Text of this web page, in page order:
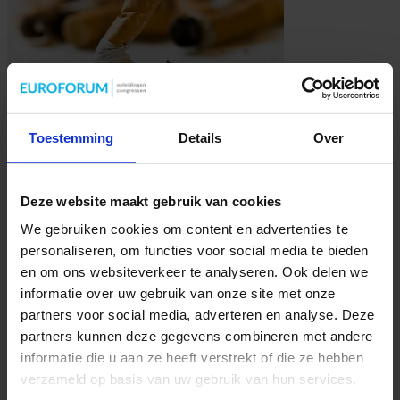
Toestemming Details Over
Deze website maakt gebruik van cookies
We gebruiken cookies om content en advertenties te
personaliseren, om functies voor social media te bieden
en om ons websiteverkeer te analyseren. Ook delen we
informatie over uw gebruik van onze site met onze
partners voor social media, adverteren en analyse. Deze
partners kunnen deze gegevens combineren met andere
informatie die u aan ze heeft verstrekt of die ze hebben
verzameld op basis van uw gebruik van hun services.
Alle rookruimtes in (semi-)publieke en openbare gebouwen moeten
volgt het bedrijfsleven. Dat betekent dat per 2022 alle gebouwen
onderwijs, overheid, etc. volledig rookvrij zijn. Drempel om te stoppen
Lees verder »
Hoe realiseer je de veiligheid in je gebouw
in de 1.5m samenleving?
Liz de Bie27 mei 2020 Veiligheid,Veiligheid in de organisatie